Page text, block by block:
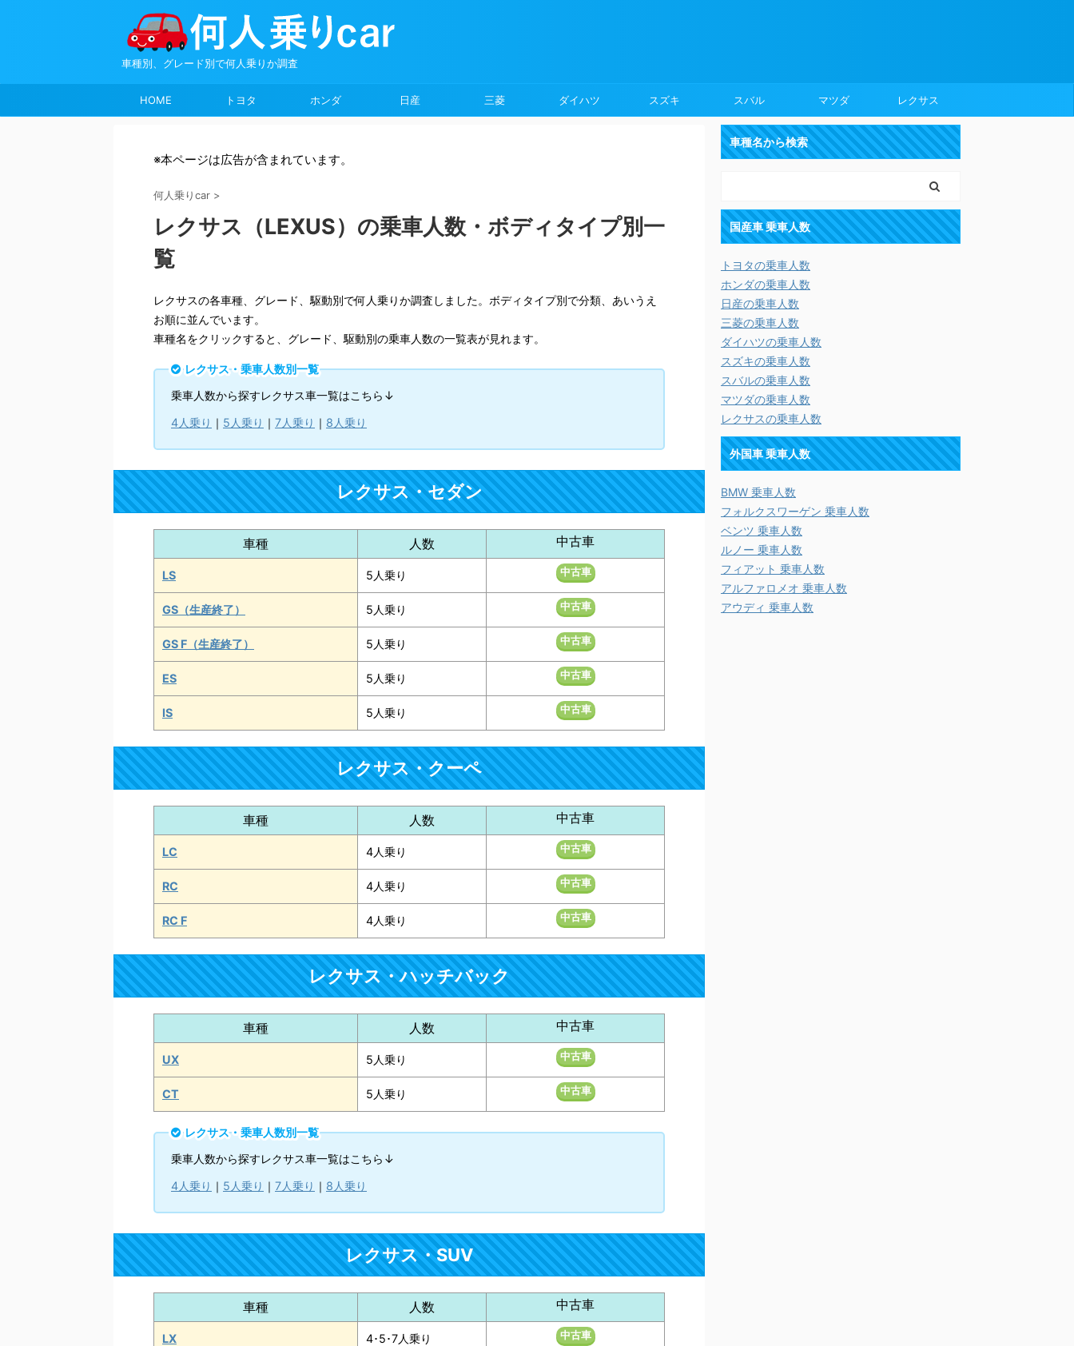
車種別、グレード別で何人乗りか調査
HOME トヨタ ホンダ 日産 三菱 ダイハツ スズキ スバル マツダ レクサス
※本ページは広告が含まれています。
何人乗りcar >
レクサス（LEXUS）の乗車人数・ボディタイプ別一
覧
レクサスの各車種、グレード、駆動別で何人乗りか調査しました。ボディタイプ別で分類、あいうえ
お順に並んでいます。
車種名をクリックすると、グレード、駆動別の乗車人数の一覧表が見れます。
レクサス・乗車人数別一覧
乗車人数から探すレクサス車一覧はこちら↓
4人乗り ｜ 5人乗り ｜ 7人乗り ｜ 8人乗り
レクサス・セダン
車種 人数 中古車
LS 5人乗り 中古車
GS（生産終了） 5人乗り 中古車
GS F（生産終了） 5人乗り 中古車
ES 5人乗り 中古車
IS 5人乗り 中古車
レクサス・クーペ
車種 人数 中古車
LC 4人乗り 中古車
RC 4人乗り 中古車
RC F 4人乗り 中古車
レクサス・ハッチバック
車種 人数 中古車
UX 5人乗り 中古車
CT 5人乗り 中古車
レクサス・乗車人数別一覧
乗車人数から探すレクサス車一覧はこちら↓
4人乗り ｜ 5人乗り ｜ 7人乗り ｜ 8人乗り
レクサス・SUV
車種 人数 中古車
LX 4･5･7人乗り 中古車
車種名から検索
国産車 乗車人数
トヨタの乗車人数
ホンダの乗車人数
日産の乗車人数
三菱の乗車人数
ダイハツの乗車人数
スズキの乗車人数
スバルの乗車人数
マツダの乗車人数
レクサスの乗車人数
外国車 乗車人数
BMW 乗車人数
フォルクスワーゲン 乗車人数
ベンツ 乗車人数
ルノー 乗車人数
フィアット 乗車人数
アルファロメオ 乗車人数
アウディ 乗車人数